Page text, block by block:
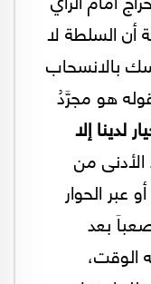
أن السلطة لا
بالانسحاب
هو مجرَّدُ
لدينا إلا
من
عبر الحوار
بعد
الوقت،